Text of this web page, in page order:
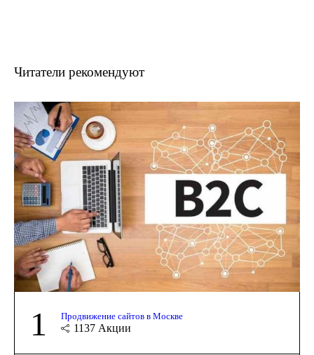
Читатели рекомендуют
1 Продвижение сайтов в Москве
1137 Акции